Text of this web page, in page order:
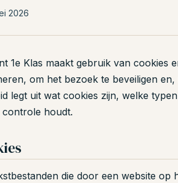
2026
1e Klas maakt gebruik van cookies
om het bezoek te beveiligen
legt uit wat cookies zijn, welke
houdt.
die door een website